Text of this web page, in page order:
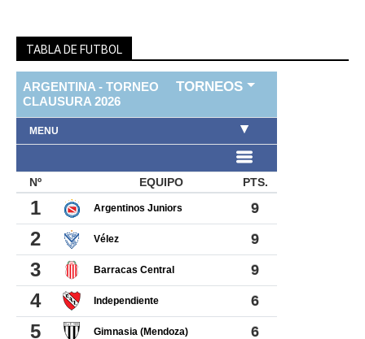
TABLA DE FUTBOL